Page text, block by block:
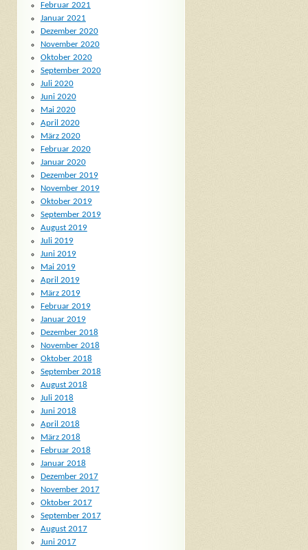
Februar 2021
Januar 2021
Dezember 2020
November 2020
Oktober 2020
September 2020
Juli 2020
Juni 2020
Mai 2020
April 2020
März 2020
Februar 2020
Januar 2020
Dezember 2019
November 2019
Oktober 2019
September 2019
August 2019
Juli 2019
Juni 2019
Mai 2019
April 2019
März 2019
Februar 2019
Januar 2019
Dezember 2018
November 2018
Oktober 2018
September 2018
August 2018
Juli 2018
Juni 2018
April 2018
März 2018
Februar 2018
Januar 2018
Dezember 2017
November 2017
Oktober 2017
September 2017
August 2017
Juni 2017